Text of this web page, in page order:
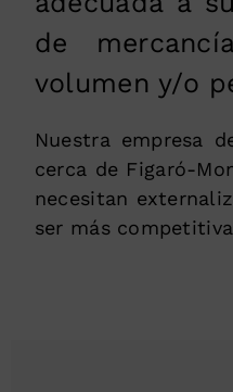
de
volumen y/o
Nuestra empresa
cerca de Figaró-
necesitan
ser más